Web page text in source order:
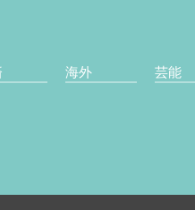
海外 芸能